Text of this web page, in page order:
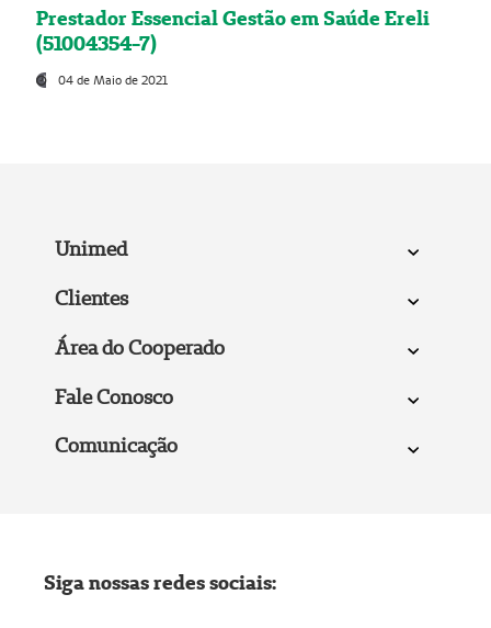
Prestador Essencial Gestão em Saúde Ereli
(51004354-7)
04 de Maio de 2021
Unimed
Clientes
Área do Cooperado
Fale Conosco
Comunicação
Siga nossas redes sociais: